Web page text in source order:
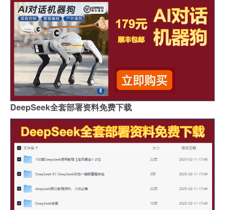
DeepSeek全套部署资料免费下载